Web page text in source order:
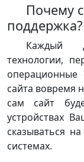
Почему
поддержка?
Каждый
технологии,
операционные
сайта вовремя
сам сайт
устройствах
сказываться
системах.